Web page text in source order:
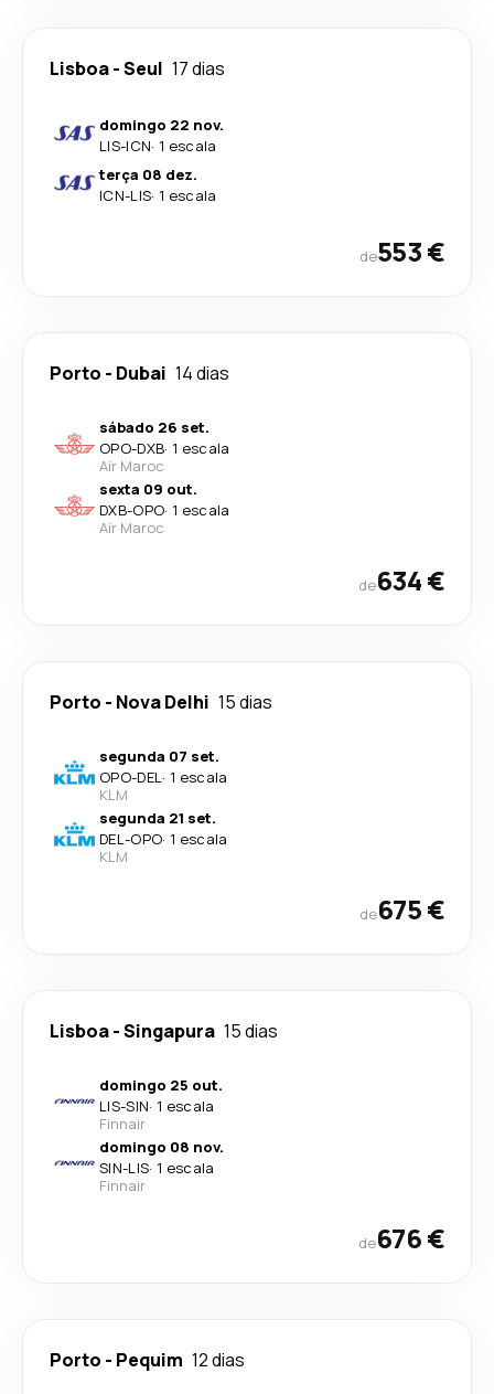
Lisboa-Seul 17 dias
domingo 22 nov.
LIS-ICN· 1 escala
terça 08 dez.
ICN-LIS· 1 escala
de553 €
Porto - Dubai 14 dias
sábado 26 set.
OPO-DXB· 1 escala
Air Maroc
sexta 09 out.
DXB-OPO· 1 escala
Air Maroc
de634 €
Porto - Nova Delhi 15 dias
segunda 07 set.
OPO-DEL· 1 escala
KLM
segunda 21 set.
DEL-OPO· 1 escala
KLM
de675 €
Lisboa-Singapura 15 dias
domingo 25 out.
LIS-SIN· 1 escala
Finnair
domingo 08 nov.
SIN-LIS· 1 escala
Finnair
de676 €
Porto - Pequim 12 dias